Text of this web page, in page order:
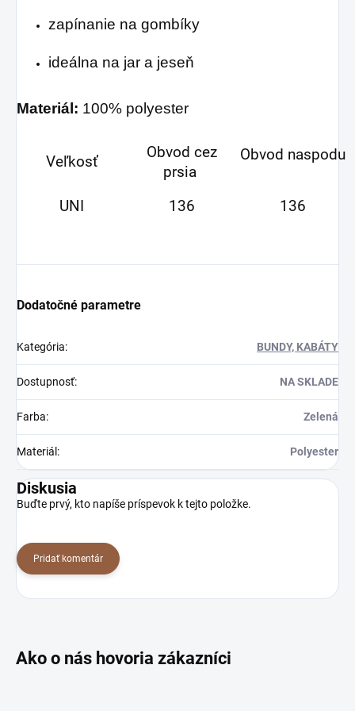
zapínanie na gombíky
ideálna na jar a jeseň
Materiál: 100% polyester
Veľkosť
Obvod cez
prsia
Obvod naspodu
UNI 136 136
Dodatočné parametre
Kategória: BUNDY, KABÁTY
Dostupnosť: NA SKLADE
Farba: Zelená
Materiál: Polyester
Diskusia
Buďte prvý, kto napíše príspevok k tejto položke.
Pridať komentár